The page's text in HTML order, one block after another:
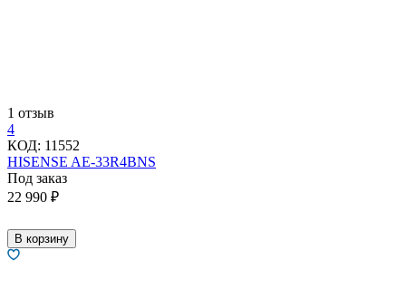
1 отзыв
4
КОД: 11552
HISENSE AE-33R4BNS
Под заказ
22 990 ₽
В корзину